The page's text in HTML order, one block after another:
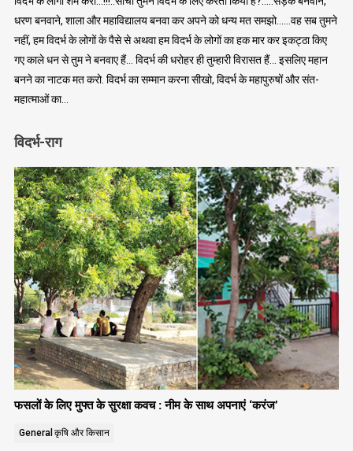
धरण बनवाने, शाला और महाविद्यालय बनवा कर अपने को धन्य मत समझो……वह सब तुमने
नहीं, हम विदर्भ के लोगों के पैसे से अथवा हम विदर्भ के लोगों का हक मार कर इकट्ठा किए
गए काले धन से तुम ने बनवाए हैं… विदर्भ की धरोहर ही तुम्हारी विरासत हैं… इसलिए महान
बनने का नाटक मत करो. विदर्भ का सम्मान करना सीखो, विदर्भ के महापुरुषों और संत-
महात्माओं का…
विदर्भ-राग
फसलों के लिए मुफ्त के सुरक्षा कवच : नीम के साथ अपनाएं ‘करंज’
General कृषि और किसान